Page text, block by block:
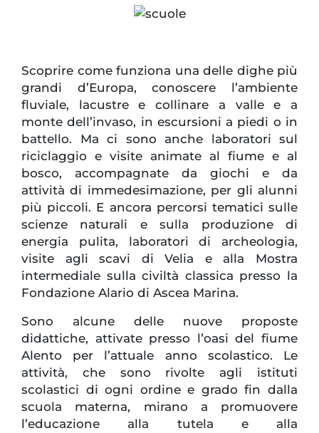
Scoprire come funziona una delle dighe più
grandi d’Europa, conoscere l’ambiente
fluviale, lacustre e collinare a valle e a
monte dell’invaso, in escursioni a piedi o in
battello. Ma ci sono anche laboratori sul
riciclaggio e visite animate al fiume e al
bosco, accompagnate da giochi e da
attività di immedesimazione, per gli alunni
più piccoli. E ancora percorsi tematici sulle
scienze naturali e sulla produzione di
energia pulita, laboratori di archeologia,
visite agli scavi di Velia e alla Mostra
intermediale sulla civiltà classica presso la
Fondazione Alario di Ascea Marina.
Sono alcune delle nuove proposte
didattiche, attivate presso l’oasi del fiume
Alento per l’attuale anno scolastico. Le
attività, che sono rivolte agli istituti
scolastici di ogni ordine e grado fin dalla
scuola materna, mirano a promuovere
l’educazione alla tutela e alla